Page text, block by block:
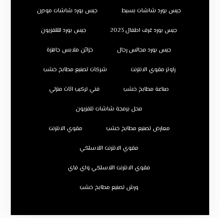
جبس بورد شاشات بسيط جبس بورد شاشات مودرن
جبس بورد غرف اطفال 2023 جبس بورد للتلفزيون
جبس بورد مجالس رجال خزائن ملابس جاهزة
راوتر مقوي الانترنت شركات تصنيع مطابخ خشب
صناعة مطابخ خشب فني تركيب اثاث منزلي
محل برمجة شاشات تلفزيون
معارض تصنيع مطابخ خشب مقوي الانترنت
مقوي الانترنت اللاسلكي
مقوي الانترنت اللاسلكي واي فاي
ورش تصنيع مطابخ خشب